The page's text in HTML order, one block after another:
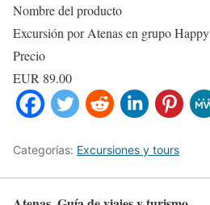
Nombre del producto
Excursión por Atenas en grupo
Precio
EUR 89.00
Categorías: Excursiones y tours